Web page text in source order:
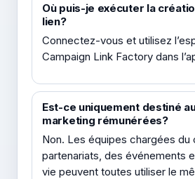
Où puis-je exécuter la
lien?
Connectez-vous et utilisez
Campaign Link Factory dans
Est-ce uniquement destiné
marketing rémunérées?
Non. Les équipes chargées du
partenariats, des événements
vie peuvent toutes utiliser le